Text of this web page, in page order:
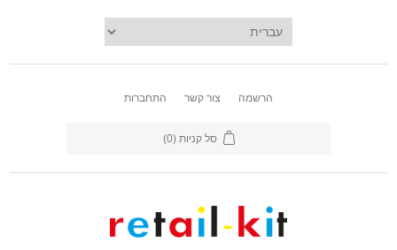
הרשמה צור קשר התחברות
סל קניות (0)